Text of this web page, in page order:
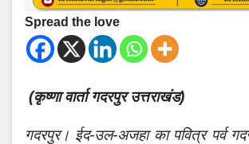
Spread the love
(कृष्णा वार्ता गदरपुर उत्तराखंड)
गदरपुर। ईद-उल-अजहा का पवित्र पर्व